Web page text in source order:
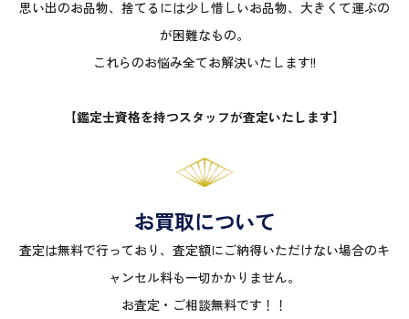
思い出のお品物、捨てるには少し惜しいお品物、大きくて運ぶの
が困難なもの。
これらのお悩み全てお解決いたします!!
【鑑定士資格を持つスタッフが査定いたします】
お買取について
査定は無料で行っており、査定額にご納得いただけない場合のキ
ャンセル料も一切かかりません。
お査定・ご相談無料です！！